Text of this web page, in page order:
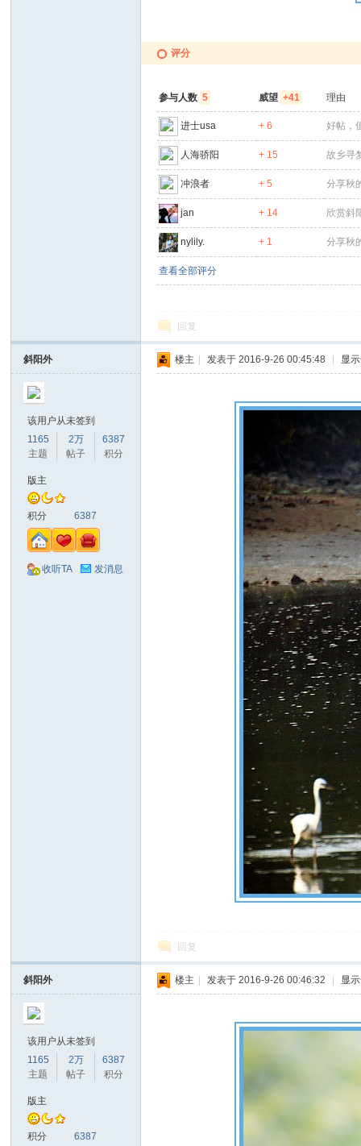
评分
参与人数 5 威望 +41 理由
进士usa + 6 好帖，
人海骄阳 + 15 故乡寻
冲浪者 + 5 分享秋
jan + 14 欣赏斜
nylily. + 1 分享秋
查看全部评分
回复
斜阳外
该用户从未签到
1165
主题
2万
帖子
6387
积分
版主
积分 6387
收听TA 发消息
楼主 发表于 2016-9-26 00:45:48 显
回复
斜阳外
该用户从未签到
1165
主题
2万
帖子
6387
积分
版主
积分 6387
楼主 发表于 2016-9-26 00:46:32 显